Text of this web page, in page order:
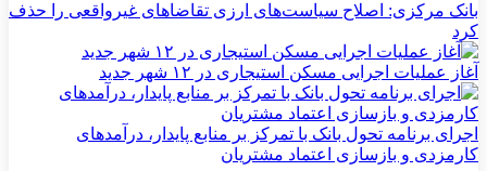
بانک مرکزی: اصلاح سیاست‌های ارزی تقاضاهای غیرواقعی را حذف
کرد
آغاز عملیات اجرایی مسکن استیجاری در ۱۲ شهر جدید
اجرای برنامه تحول بانک با تمرکز بر منابع پایدار، درآمدهای
کارمزدی و بازسازی اعتماد مشتریان